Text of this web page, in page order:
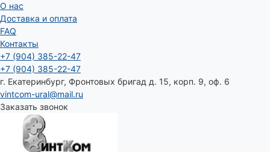
О нас
Доставка и оплата
FAQ
Контакты
+7 (904) 385-22-47
+7 (904) 385-22-47
г. Екатеринбург, Фронтовых бригад д. 15, корп. 9, оф. 6
vintcom-ural@mail.ru
Заказать звонок